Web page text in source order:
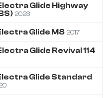
Glide Highway
2023
Glide M8 2017
Glide Revival 114
Glide Standard